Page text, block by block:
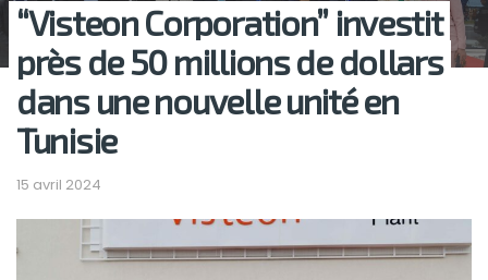
“Visteon Corporation” investit
près de 50 millions de dollars
dans une nouvelle unité en
Tunisie
15 avril 2024